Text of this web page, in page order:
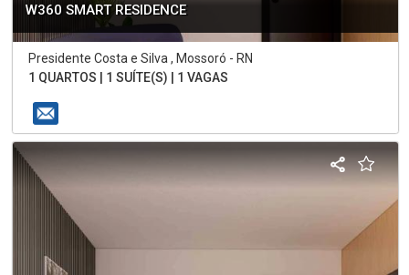
W360 SMART RESIDENCE
Presidente Costa e Silva , Mossoró - RN
1 QUARTOS | 1 SUÍTE(S) | 1 VAGAS